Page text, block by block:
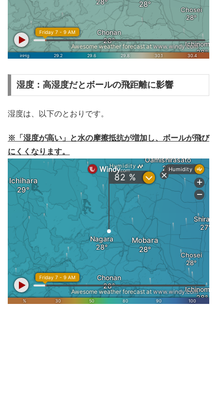
湿度：高湿度だとボールの飛距離に影響
湿度は、以下のとおりです。
※「湿度が高い」と水の摩擦抵抗が増加し、ボールが飛び
にくくなります。